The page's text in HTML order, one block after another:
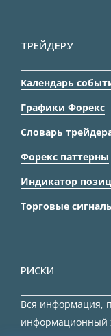
ТРЕЙДЕРУ
Календарь
Графики Форекс
Словарь
Форекс паттерны
Индикатор
Торговые
РИСКИ
Вся информация,
информационный